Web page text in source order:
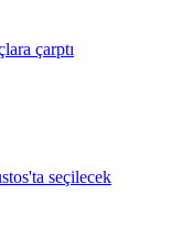
çarptı
seçilecek